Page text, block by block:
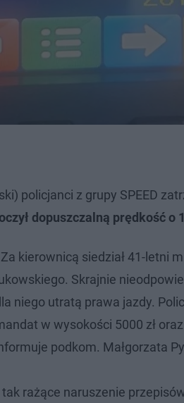
policjanci z grupy SPEED
dopuszczalną prędkość o
kierownicą siedział 41-letni
Skrajnie
niego utratą prawa jazdy.
w wysokości 5000 zł
podkom. Małgorzata
rażące naruszenie